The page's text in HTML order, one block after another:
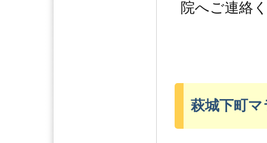
院へご連絡
萩城下町